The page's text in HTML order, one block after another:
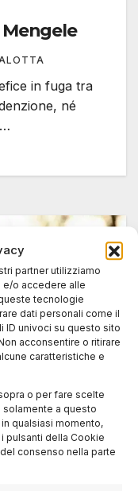
partner utilizziamo
o accedere alle
tecnologie
dati personali come il
ID univoci su questo sito
acconsentire o ritirare
caratteristiche e
o per fare scelte
a questo
qualsiasi momento,
pulsanti della Cookie
consenso nella parte
in fuga tra
né